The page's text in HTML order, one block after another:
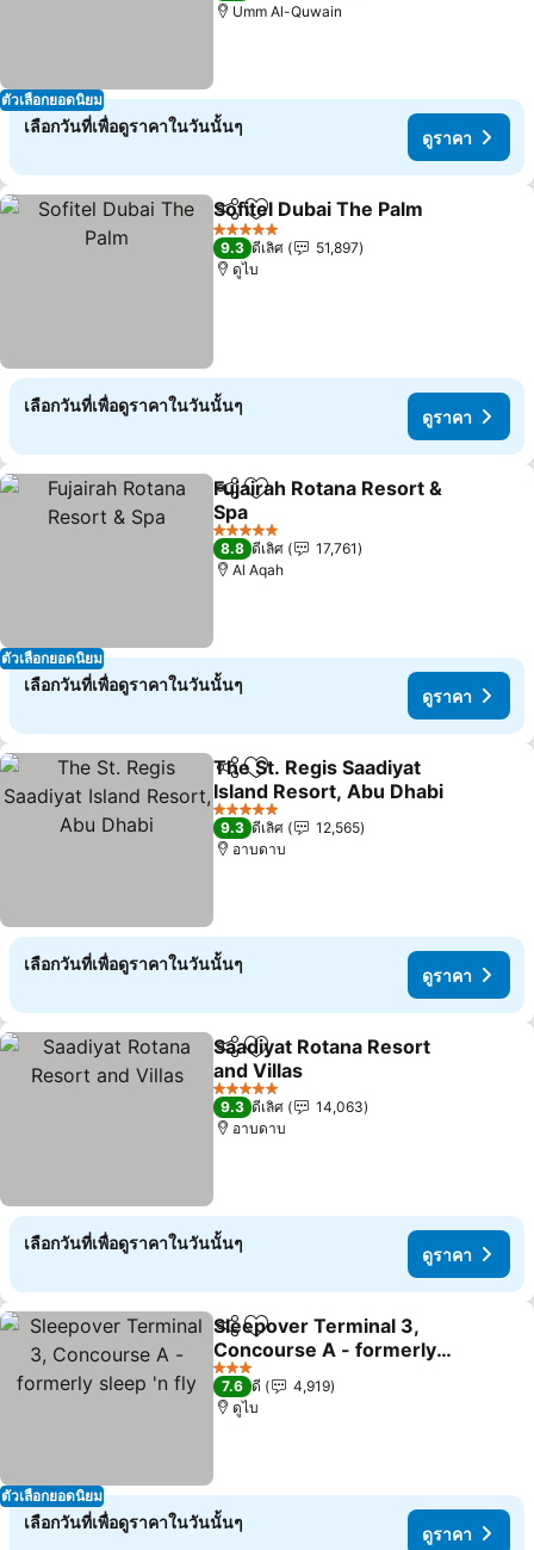
ตัวเลือกยอดนิยม
Umm Al-Quwain
เลือกวันที่เพื่อดูราคาในวันนั้นๆ
ดูราคา
แชร์ เพิ่มในรายการโปรด
Sofitel Dubai The Palm
5 ดาว
9.3 ดีเลิศ
51,897
ดูไบ
เลือกวันที่เพื่อดูราคาในวันนั้นๆ
ดูราคา
ตัวเลือกยอดนิยม
แชร์ เพิ่มในรายการโปรด
Fujairah Rotana Resort &
Spa
ดูราคา
5 ดาว
8.8 ดีเลิศ
17,761
Al Aqah
เลือกวันที่เพื่อดูราคาในวันนั้นๆ
ดูราคา
แชร์ เพิ่มในรายการโปรด
The St. Regis Saadiyat
Island Resort, Abu Dhabi
ดูราคา
5 ดาว
9.3 ดีเลิศ
12,565
อาบดาบ
เลือกวันที่เพื่อดูราคาในวันนั้นๆ
ดูราคา
แชร์ เพิ่มในรายการโปรด
Saadiyat Rotana Resort
and Villas
ดูราคา
5 ดาว
9.3 ดีเลิศ
14,063
อาบดาบ
เลือกวันที่เพื่อดูราคาในวันนั้นๆ
ดูราคา
ตัวเลือกยอดนิยม
แชร์ เพิ่มในรายการโปรด
Sleepover Terminal 3,
Concourse A - formerly
sleep 'n fly
ดูราคา
3 ดาว
7.6 ดี
4,919
ดูไบ
เลือกวันที่เพื่อดูราคาในวันนั้นๆ
ดูราคา